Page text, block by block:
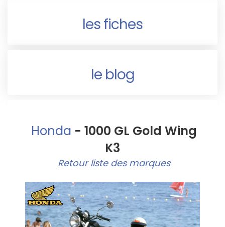
les fiches
le blog
Honda - 1000 GL Gold Wing
K3
Retour liste des marques